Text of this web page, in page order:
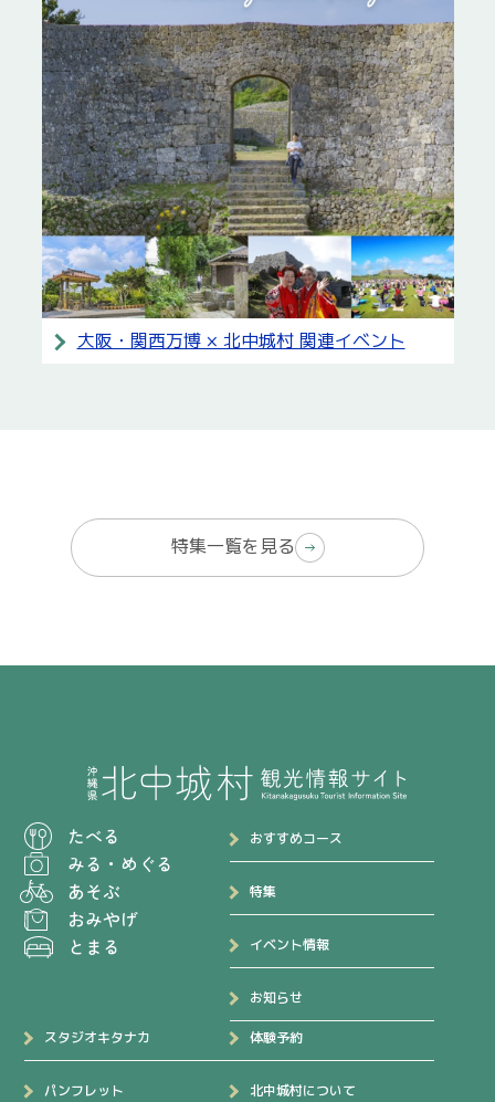
大阪・関西万博 × 北中城村 関連イベント
特集一覧を見る
たべる
みる ・ めぐる
あそぶ
おみやげ
とまる
おすすめコース
特集
イベント情報
お知らせ
スタジオキタナカ
パンフレット
体験予約
北中城村について